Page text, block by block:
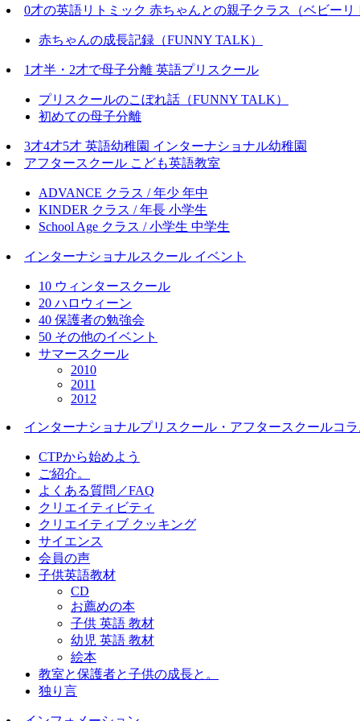
0才の英語リトミック 赤ちゃんとの親子クラス（ベビーリ
赤ちゃんの成長記録（FUNNY TALK）
1才半・2才で母子分離 英語プリスクール
プリスクールのこぼれ話（FUNNY TALK）
初めての母子分離
3才4才5才 英語幼稚園 インターナショナル幼稚園
アフタースクール こども英語教室
ADVANCE クラス / 年少 年中
KINDER クラス / 年長 小学生
School Age クラス / 小学生 中学生
インターナショナルスクール イベント
10 ウィンタースクール
20 ハロウィーン
40 保護者の勉強会
50 その他のイベント
サマースクール
2010
2011
2012
インターナショナルプリスクール・アフタースクールコ
CTPから始めよう
ご紹介。
よくある質問／FAQ
クリエイティビティ
クリエイティブ クッキング
サイエンス
会員の声
子供英語教材
CD
お薦めの本
子供 英語 教材
幼児 英語 教材
絵本
教室と保護者と子供の成長と。
独り言